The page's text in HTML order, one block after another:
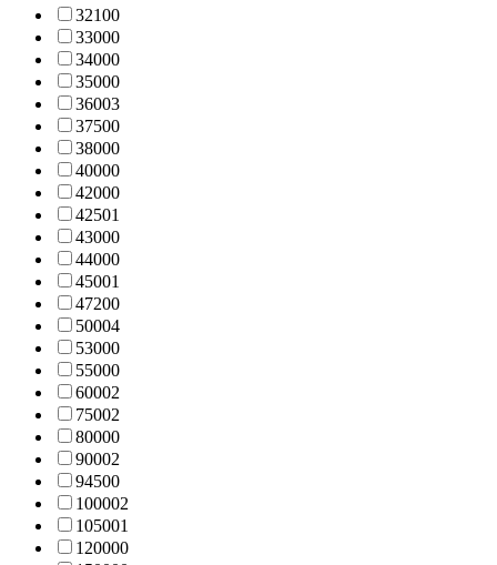
32100
33000
34000
35000
36003
37500
38000
40000
42000
42501
43000
44000
45001
47200
50004
53000
55000
60002
75002
80000
90002
94500
100002
105001
120000